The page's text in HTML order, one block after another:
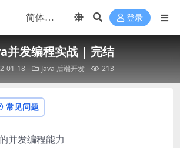
登录
并发编程实战 | 完结
01-18 Java 后端开发 213
常见问题
并发编程能力